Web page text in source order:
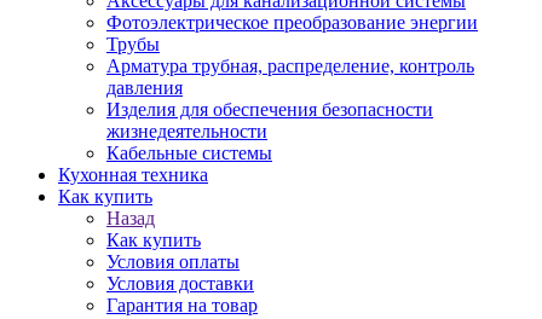
Фотоэлектрическое преобразование энергии
Трубы
Арматура трубная, распределение, контроль
давления
Изделия для обеспечения безопасности
жизнедеятельности
Кабельные системы
Кухонная техника
Как купить
Назад
Как купить
Условия оплаты
Условия доставки
Гарантия на товар